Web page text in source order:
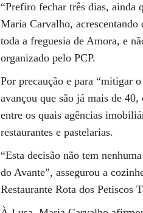
“Prefiro fechar três dias, ainda
Maria Carvalho, acrescentando
toda a freguesia de Amora, e
organizado pelo PCP.
Por precaução e para “mitigar
avançou que são já mais de 40,
entre os quais agências
restaurantes e pastelarias.
“Esta decisão não tem
do Avante”, assegurou a
Restaurante Rota dos Petiscos